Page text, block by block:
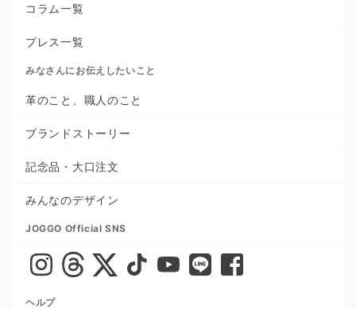
コラム一覧
プレス一覧
みなさんにお伝えしたいこと
革のこと、職人のこと
ブランドストーリー
記念品・大口注文
みんなのデザイン
JOGGO Official SNS
ヘルプ